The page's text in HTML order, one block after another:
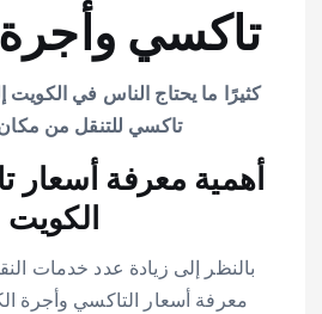
تاكسي
كثيرًا ما يحتاج الناس في
تاكسي للتنقل من
أهمية معرفة أسعار
الكويت
بالنظر إلى زيادة عدد خدمات
معرفة أسعار التاكسي وأجرة